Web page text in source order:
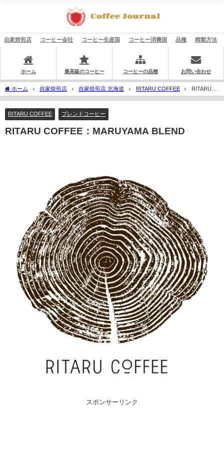
自家焙煎店 コーヒー会社 コーヒー生産国 コーヒー消費国 品種 精製方法
ホーム 最高級のコーヒー コーヒーの品種 お問い合わせ
ホーム 自家焙煎店 自家焙煎店 北海道 RITARU COFFEE
RITARU
COFFEE：MARUYAMA BLEND
RITARU COFFEE ブレンドコーヒー
RITARU COFFEE：MARUYAMA BLEND
スポンサーリンク